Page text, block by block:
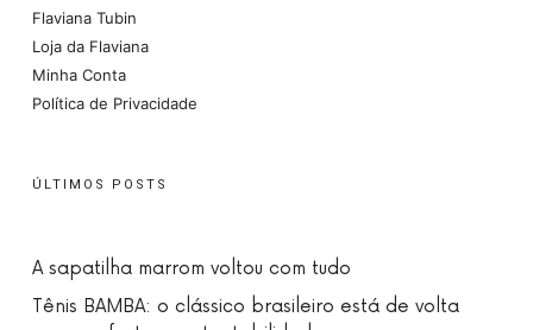
Flaviana Tubin
Loja da Flaviana
Minha Conta
Política de Privacidade
ÚLTIMOS POSTS
A sapatilha marrom voltou com tudo
Tênis BAMBA: o clássico brasileiro está de volta